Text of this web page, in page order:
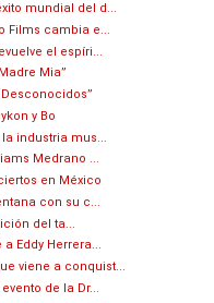
mundial del d...
Films cambia e...
el espíri...
Mia”
y Bo
industria mus...
Medrano ...
en México
con su c...
del ta...
Eddy Herrera...
viene a conquist...
de la Dr...